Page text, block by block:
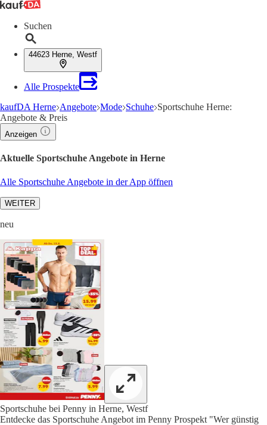
Suchen
44623 Herne, Westf
Alle Prospekte
kaufDA Herne Angebote Mode Schuhe Sportschuhe Herne:
Angebote & Preis
Anzeigen
Aktuelle Sportschuhe Angebote in Herne
Alle Sportschuhe Angebote in der App öffnen
WEITER
neu
Sportschuhe bei Penny in Herne, Westf
Entdecke das Sportschuhe Angebot im Penny Prospekt "Wer günstig